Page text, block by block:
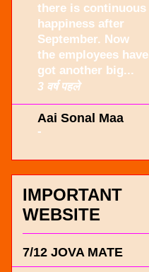
there is continuous
happiness after
September. Now
the employees have
got another big...
3 वर्ष पहले
Aai Sonal Maa
-
IMPORTANT
WEBSITE
7/12 JOVA MATE